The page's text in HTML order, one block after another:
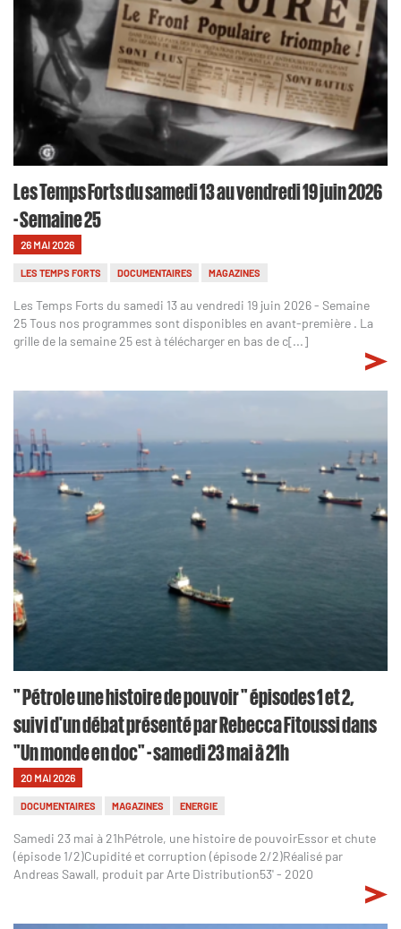
Les Temps Forts du samedi 13 au vendredi 19 juin 2026
- Semaine 25
26 MAI 2026
LES TEMPS FORTS DOCUMENTAIRES MAGAZINES
Les Temps Forts du samedi 13 au vendredi 19 juin 2026 - Semaine
25 Tous nos programmes sont disponibles en avant-première . La
grille de la semaine 25 est à télécharger en bas de c[...]
" Pétrole une histoire de pouvoir " épisodes 1 et 2,
suivi d'un débat présenté par Rebecca Fitoussi dans
"Un monde en doc" - samedi 23 mai à 21h
20 MAI 2026
DOCUMENTAIRES MAGAZINES ENERGIE
Samedi 23 mai à 21hPétrole, une histoire de pouvoirEssor et chute
(épisode 1/2)Cupidité et corruption (épisode 2/2)Réalisé par
Andreas Sawall, produit par Arte Distribution53' - 2020